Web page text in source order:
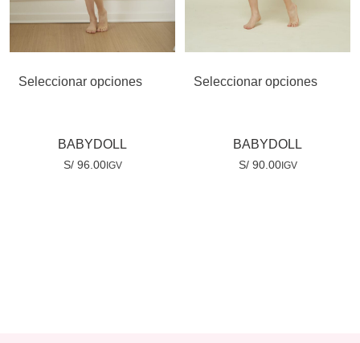
Seleccionar opciones
BABYDOLL
S/96.00IGV
Seleccionar opciones
BABYDOLL
S/90.00IGV